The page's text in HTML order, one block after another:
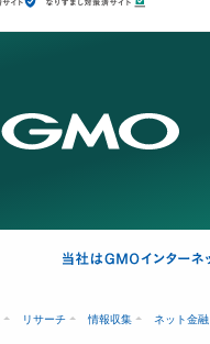
リサーチ 情報収集 ネット金融